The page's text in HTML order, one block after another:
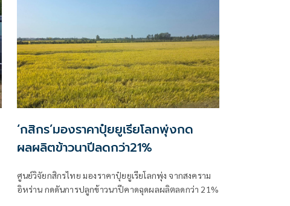
‘กสิกร’มองราคาปุ๋ยยูเรียโลกพุ่งกด
ผลผลิตข้าวนาปีลดกว่า21%
ศูนย์วิจัยกสิกรไทย มองราคาปุ๋ยยูเรียโลกพุ่ง จากสงคราม
อิหร่าน กดดันการปลูกข้าวนาปีคาดฉุดผลผลิตลดกว่า 21%